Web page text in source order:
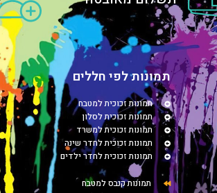
תמונות לפי חללים
תמונות זכוכית למטבח
תמונות זכוכית לסלון
תמונות זכוכית למשרד
תמונות זכוכית לחדר שינה
תמונות זכוכית לחדר ילדים
תמונות קנבס למטבח